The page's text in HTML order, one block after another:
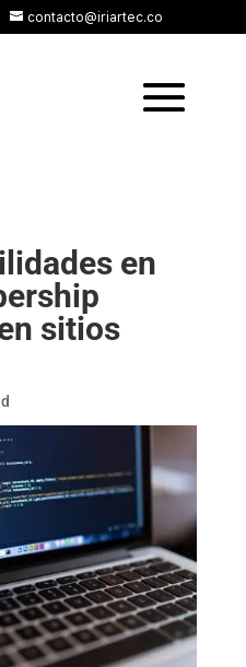
contacto@iriartec.co
en
sitios